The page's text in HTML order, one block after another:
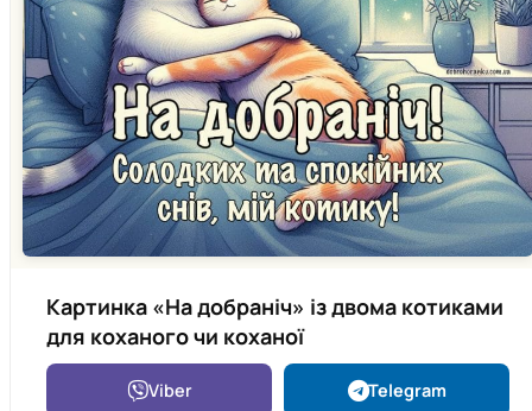
Картинка «На добраніч» із двома котиками
для коханого чи коханої
Viber Telegram